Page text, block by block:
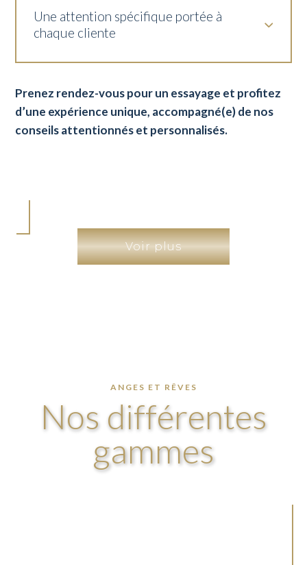
Une attention spécifique portée à
chaque cliente
Prenez rendez-vous pour un essayage et profitez
d’une expérience unique, accompagné(e) de nos
conseils attentionnés et personnalisés.
Voir plus
ANGES ET RÊVES
Nos différentes
gammes